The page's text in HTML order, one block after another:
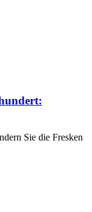
Sie die Fresken